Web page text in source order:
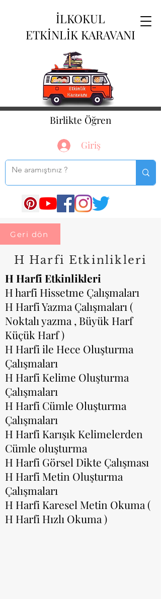
İLKOKUL
ETKİNLİK KARAVANI
Birlikte Öğren
Giriş
Geri dön
H Harfi Etkinlikleri
H Harfi Etkinlikleri
H harfi Hissetme Çalışmaları
H Harfi Yazma Çalışmaları (
Noktalı yazma , Büyük Harf
Küçük Harf )
H Harfi ile Hece Oluşturma
Çalışmaları
H Harfi Kelime Oluşturma
Çalışmaları
H Harfi Cümle Oluşturma
Çalışmaları
H Harfi Karışık Kelimelerden
Cümle oluşturma
H Harfi Görsel Dikte Çalışması
H Harfi Metin Oluşturma
Çalışmaları
H Harfi Karesel Metin Okuma (
H Harfi Hızlı Okuma )